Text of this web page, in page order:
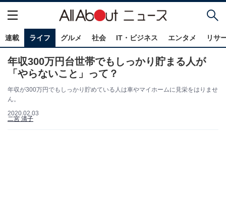
連載 ライフ グルメ 社会 IT・ビジネス エンタメ リサ
年収300万円台世帯でもしっかり貯まる人が
「やらないこと」って？
年収が300万円でもしっかり貯めている人は車やマイホームに見栄をはりませ
ん。
2020.02.03
二宮 清子